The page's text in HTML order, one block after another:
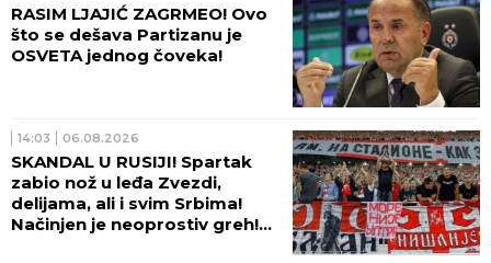
RASIM LJAJIĆ ZAGRMEO! Ovo
što se dešava Partizanu je
OSVETA jednog čoveka!
14:03 06.08.2026
SKANDAL U RUSIJI! Spartak
zabio nož u leđa Zvezdi,
delijama, ali i svim Srbima!
Načinjen je neoprostiv greh!